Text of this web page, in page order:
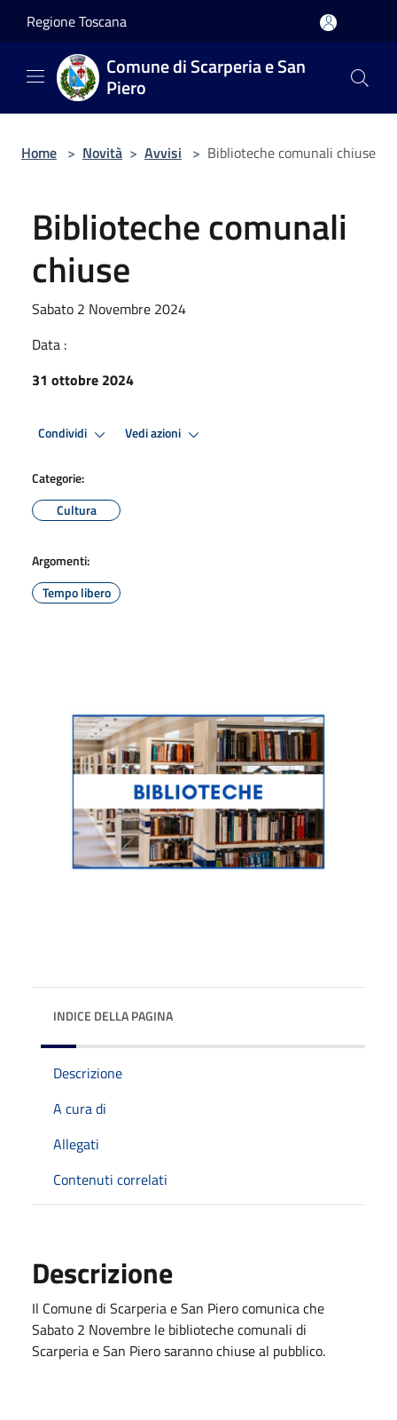
Regione Toscana
Comune di Scarperia e San
Piero
Home > Novità > Avvisi > Biblioteche comunali chiuse
Biblioteche comunali
chiuse
Sabato 2 Novembre 2024
Data :
31 ottobre 2024
Condividi Vedi azioni
Categorie:
Cultura
Argomenti:
Tempo libero
INDICE DELLA PAGINA
Descrizione
A cura di
Allegati
Contenuti correlati
Descrizione
Il Comune di Scarperia e San Piero comunica che
Sabato 2 Novembre le biblioteche comunali di
Scarperia e San Piero saranno chiuse al pubblico.